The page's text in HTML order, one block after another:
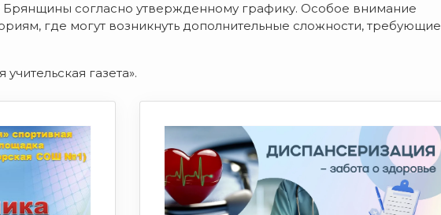
Брянщины согласно утвержденному графику. Особое внимание
где могут возникнуть дополнительные сложности, требующие
газета».